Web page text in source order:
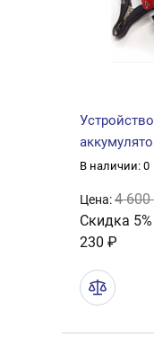
В наличии: 0
Цена:4
Скидка
230 ₽